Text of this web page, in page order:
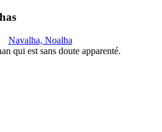
Navalha, Noalha
qui est sans doute apparenté.